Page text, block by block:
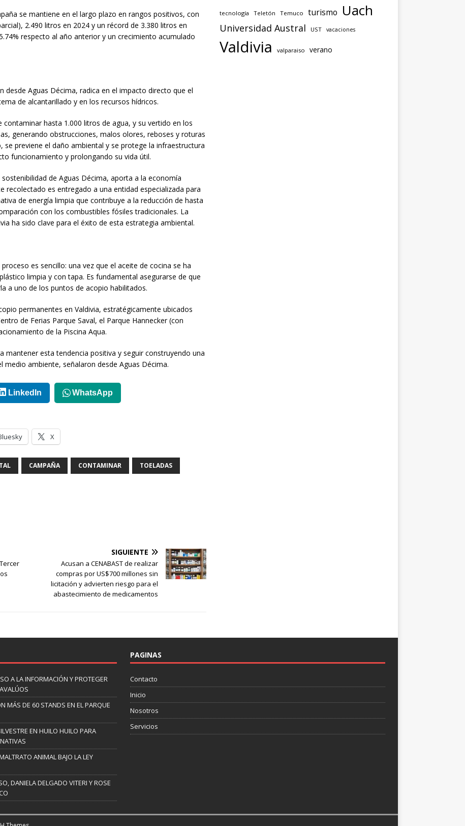
se mantiene en el largo plazo en rangos positivos, con
2.490 litros en 2024 y un récord de 3.380 litros en
respecto al año anterior y un crecimiento acumulado
desde Aguas Décima, radica en el impacto directo que el
de alcantarillado y en los recursos hídricos.
hasta 1.000 litros de agua, y su vertido en los
generando obstrucciones, malos olores, reboses y roturas
se previene el daño ambiental y se protege la infraestructura
funcionamiento y prolongando su vida útil.
de Aguas Décima, aporta a la economía
recolectado es entregado a una entidad especializada para
de energía limpia que contribuye a la reducción de hasta
con los combustibles fósiles tradicionales. La
ha sido clave para el éxito de esta estrategia ambiental.
es sencillo: una vez que el aceite de cocina se ha
limpia y con tapa. Es fundamental asegurarse de que
a uno de los puntos de acopio habilitados.
permanentes en Valdivia, estratégicamente ubicados
de Ferias Parque Saval, el Parque Hannecker (con
de la Piscina Aqua.
mantener esta tendencia positiva y seguir construyendo una
medio ambiente, señalaron desde Aguas Décima.
LinkedIn WhatsApp
X
CAMPAÑA CONTAMINAR TOELADAS
SIGUIENTE
Acusan a CENABAST de realizar
compras por US$700 millones sin
licitación y advierten riesgo para el
abastecimiento de medicamentos
tecnología Teletón Temuco turismo Uach
Universidad Austral UST vacaciones
Valdivia valparaiso verano
A LA INFORMACIÓN Y PROTEGER
MÁS DE 60 STANDS EN EL PARQUE
EN HUILO HUILO PARA
ANIMAL BAJO LA LEY
DANIELA DELGADO VITERI Y ROSE
PAGINAS
Contacto
Inicio
Nosotros
Servicios